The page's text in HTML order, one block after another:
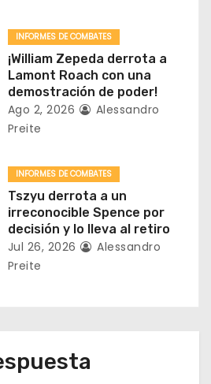
INFORMES DE COMBATES
¡William Zepeda derrota a
Lamont Roach con una
demostración de poder!
Ago 2, 2026
Alessandro
Preite
INFORMES DE COMBATES
Tszyu derrota a un
irreconocible Spence por
decisión y lo lleva al retiro
Jul 26, 2026
Alessandro
Preite